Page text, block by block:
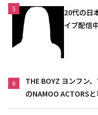
5
20代の日
イブ配信
6
THE BOYZ ヨンフン
のNAMOO ACTORS